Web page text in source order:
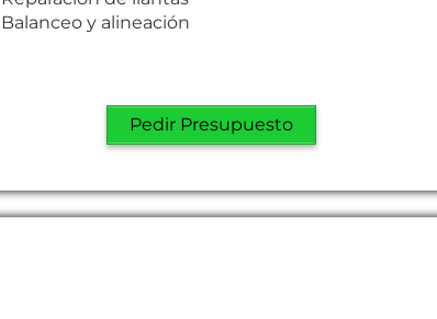
Balanceo y alineación
Pedir Presupuesto